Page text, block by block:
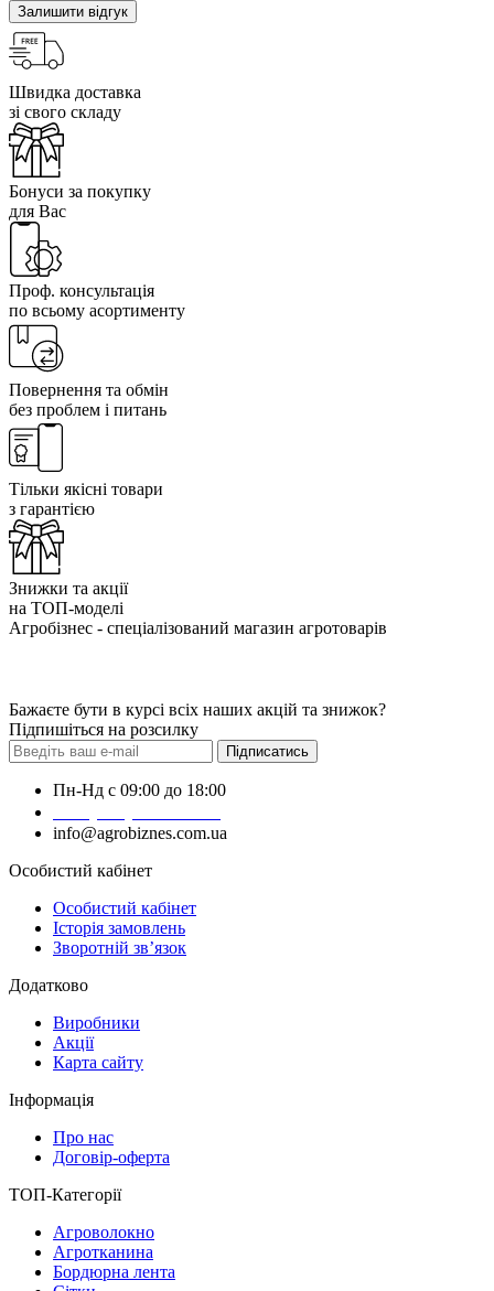
Залишити відгук
Швидка доставка
зі свого складу
Бонуси за покупку
для Вас
Проф. консультація
по всьому асортименту
Повернення та обмін
без проблем і питань
Тільки якісні товари
з гарантією
Знижки та акції
на ТОП-моделі
Агробізнес - спеціалізований магазин агротоварів
Бажаєте бути в курсі всіх наших акцій та знижок?
Підпишіться на розсилку
Підписатись
Пн-Нд с 09:00 до 18:00
info@agrobiznes.com.ua
Особистий кабінет
Особистий кабінет
Історія замовлень
Зворотній зв’язок
Додатково
Виробники
Акції
Карта сайту
Інформація
Про нас
Договір-оферта
ТОП-Категорії
Агроволокно
Агротканина
Бордюрна лента